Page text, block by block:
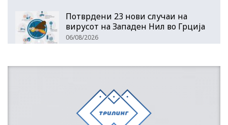
Потврдени 23 нови случаи на
вирусот на Западен Нил во Грција
06/08/2026